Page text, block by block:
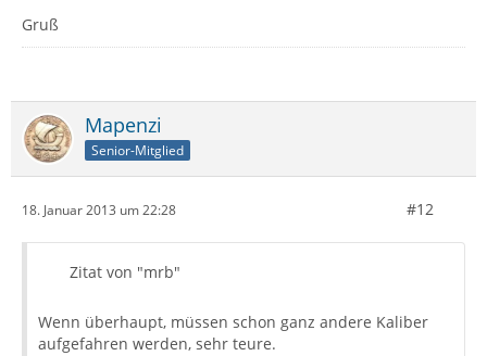
Gruß
Mapenzi
Senior-Mitglied
18. Januar 2013 um 22:28 #12
Zitat von "mrb"
Wenn überhaupt, müssen schon ganz andere Kaliber
aufgefahren werden, sehr teure.